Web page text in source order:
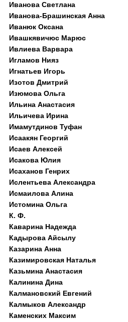
Иванова Светлана
Иванова-Брашинская Анна
Иванюк Оксана
Ивашкявичюс Марюс
Ивлиева Варвара
Игламов Нияз
Игнатьев Игорь
Изотов Дмитрий
Изюмова Ольга
Ильина Анастасия
Ильичева Ирина
Имамутдинов Туфан
Исаакян Георгий
Исаев Алексей
Исакова Юлия
Исаханов Генрих
Ислентьева Александра
Исмаилова Алина
Истомина Ольга
К. Ф.
Каварина Надежда
Кадырова Айсылу
Казарина Анна
Казимировская Наталья
Казьмина Анастасия
Калинина Дина
Калмановский Евгений
Калмыков Александр
Каменских Максим